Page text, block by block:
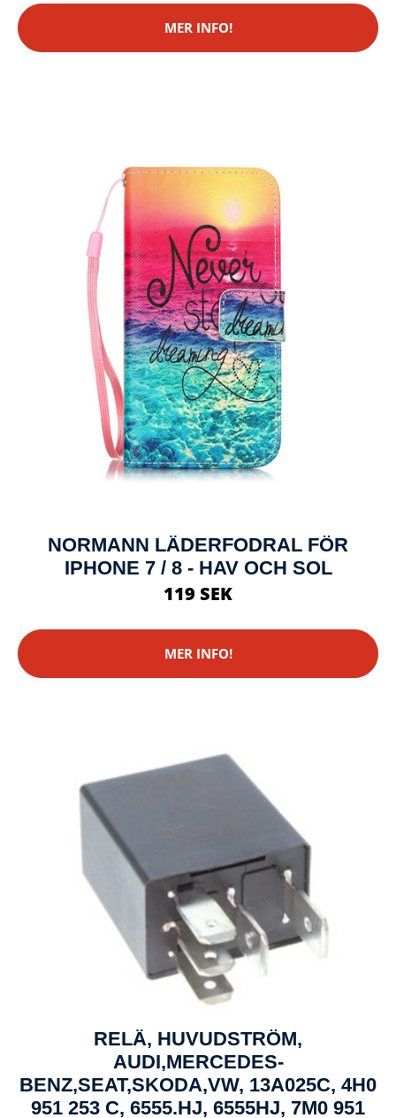
MER INFO!
NORMANN LÄDERFODRAL FÖR
IPHONE 7 / 8 - HAV OCH SOL
119 SEK
MER INFO!
RELÄ, HUVUDSTRÖM,
AUDI,MERCEDES-
BENZ,SEAT,SKODA,VW, 13A025C, 4H0
951 253 C, 6555.HJ, 6555HJ, 7M0 951